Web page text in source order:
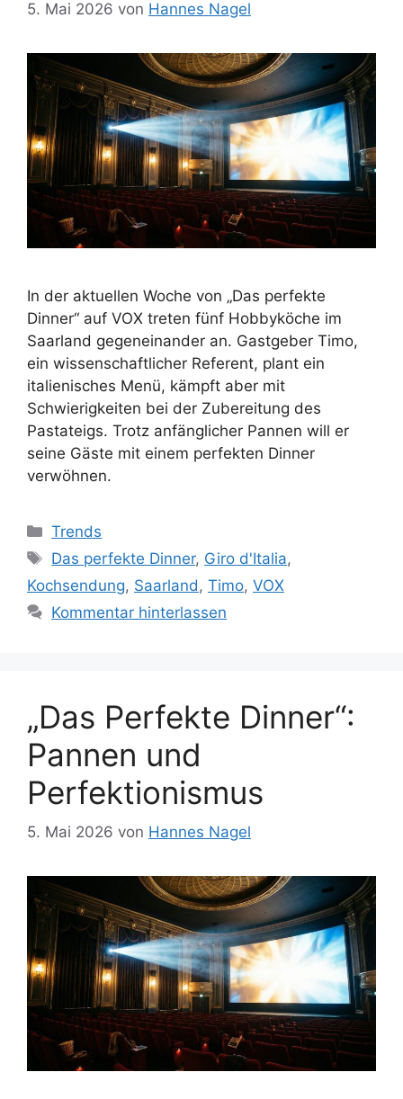
5. Mai 2026 von Hannes Nagel
In der aktuellen Woche von „Das perfekte
Dinner“ auf VOX treten fünf Hobbyköche im
Saarland gegeneinander an. Gastgeber Timo,
ein wissenschaftlicher Referent, plant ein
italienisches Menü, kämpft aber mit
Schwierigkeiten bei der Zubereitung des
Pastateigs. Trotz anfänglicher Pannen will er
seine Gäste mit einem perfekten Dinner
verwöhnen.
Kategorien
Trends
Schlagwörter
Das perfekte Dinner, Giro d'Italia,
Kochsendung, Saarland , Timo, VOX
Kommentar hinterlassen
„Das Perfekte Dinner“:
Pannen und
Perfektionismus
5. Mai 2026 von Hannes Nagel